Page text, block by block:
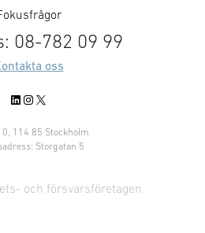
08-782 09 99
oss
LinkedIn
Instagram
X
114 85 Stockholm
Storgatan 5
och försvarsföretagen